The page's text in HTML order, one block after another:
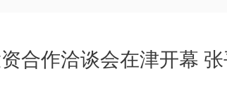
合作洽谈会在津开幕